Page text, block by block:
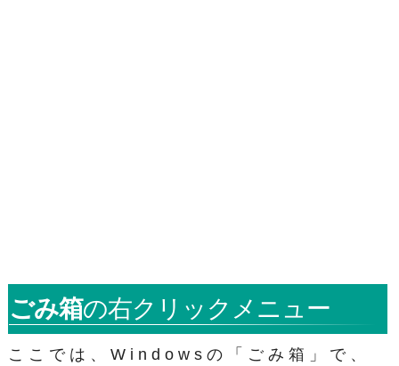
ごみ箱の右クリックメニュー
ここでは、Windowsの「ごみ箱」で、